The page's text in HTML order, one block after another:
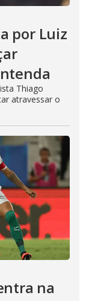
por Luiz
Thiago
atravessar o
na